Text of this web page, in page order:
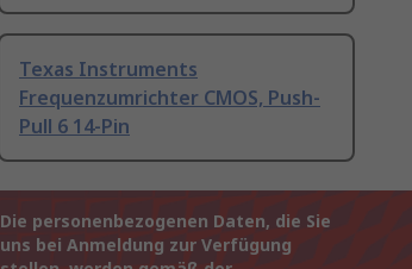
Texas Instruments
Frequenzumrichter CMOS, Push-
Pull 6 14-Pin
Die personenbezogenen Daten, die Sie
uns bei Anmeldung zur Verfügung